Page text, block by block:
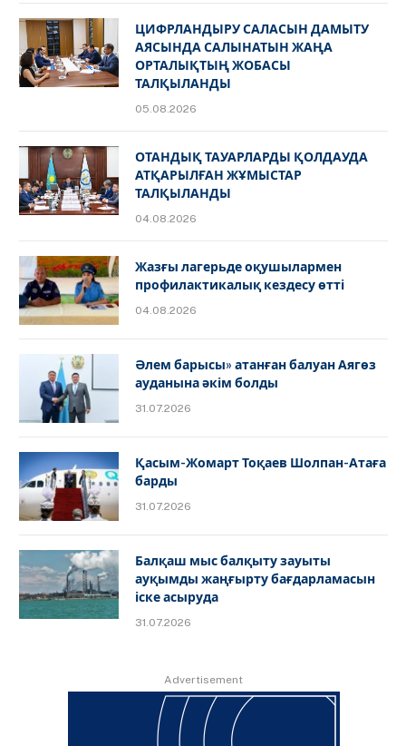
ЦИФРЛАНДЫРУ САЛАСЫН ДАМЫТУ
АЯСЫНДА САЛЫНАТЫН ЖАҢА
ОРТАЛЫҚТЫҢ ЖОБАСЫ
ТАЛҚЫЛАНДЫ
05.08.2026
ОТАНДЫҚ ТАУАРЛАРДЫ ҚОЛДАУДА
АТҚАРЫЛҒАН ЖҰМЫСТАР
ТАЛҚЫЛАНДЫ
04.08.2026
Жазғы лагерьде оқушылармен
профилактикалық кездесу өтті
04.08.2026
Әлем барысы» атанған балуан Аягөз
ауданына әкім болды
31.07.2026
Қасым-Жомарт Тоқаев Шолпан-Атаға
барды
31.07.2026
Балқаш мыс балқыту зауыты
ауқымды жаңғырту бағдарламасын
іске асыруда
31.07.2026
Advertisement